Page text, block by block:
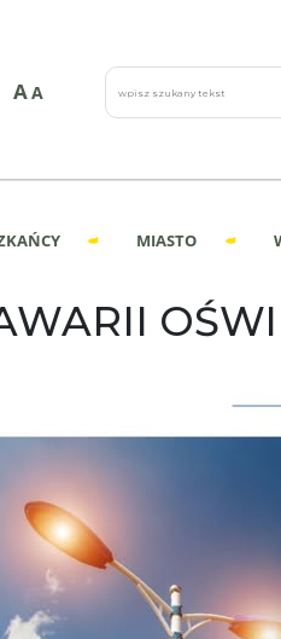
AA
wpisz szukany tekst
MIASTO